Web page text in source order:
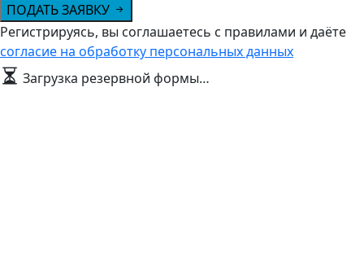
ПОДАТЬ ЗАЯВКУ
Регистрируясь, вы соглашаетесь с правилами и даёте
согласие на обработку персональных данных
Загрузка резервной формы…